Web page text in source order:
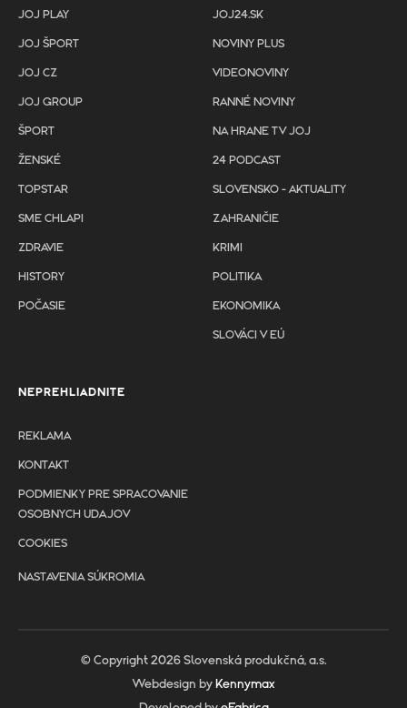
JOJ PLAY
JOJ ŠPORT
JOJ CZ
JOJ GROUP
ŠPORT
ŽENSKÉ
TOPSTAR
SME CHLAPI
ZDRAVIE
HISTORY
POČASIE
JOJ24.SK
NOVINY PLUS
VIDEONOVINY
RANNÉ NOVINY
NA HRANE TV JOJ
24 PODCAST
SLOVENSKO - AKTUALITY
ZAHRANIČIE
KRIMI
POLITIKA
EKONOMIKA
SLOVÁCI V EÚ
NEPREHLIADNITE
REKLAMA
KONTAKT
PODMIENKY PRE SPRACOVANIE
OSOBNYCH UDAJOV
COOKIES
NASTAVENIA SÚKROMIA
© Copyright 2026 Slovenská produkčná, a.s.
Webdesign by Kennymax